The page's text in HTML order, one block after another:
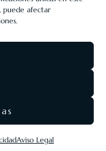
puede afectar
Aviso Legal
cual ha puesto en
de reforzar la
durante el año
del Programa Pyme
webAgencia